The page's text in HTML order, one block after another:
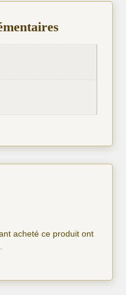
acheté ce produit ont